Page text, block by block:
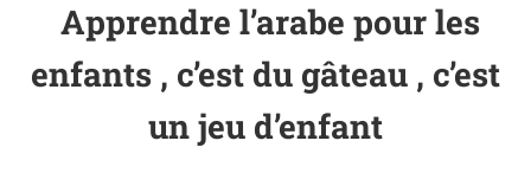
Apprendre l’arabe pour les
enfants , c’est du gâteau , c’est
un jeu d’enfant